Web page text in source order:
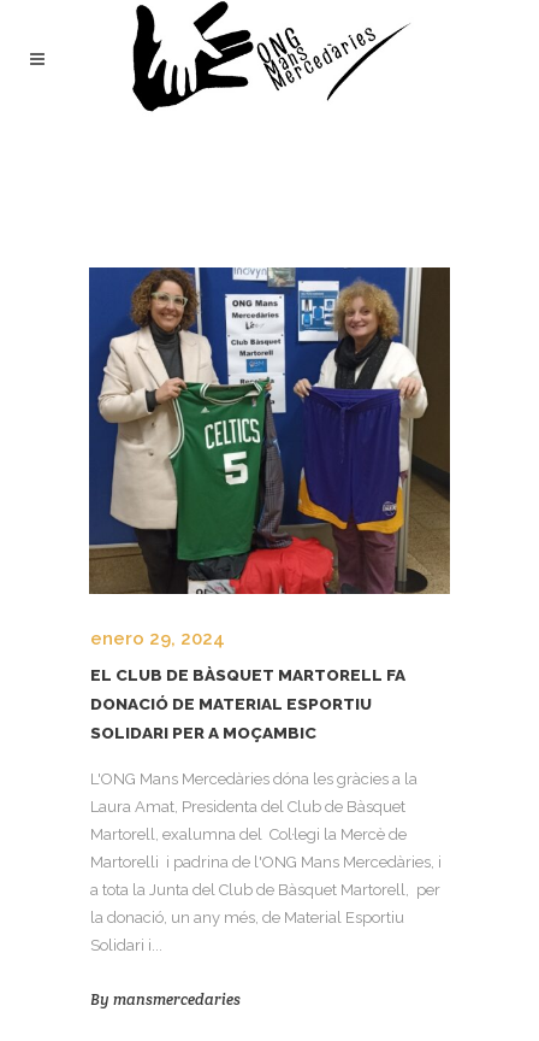
enero 29, 2024
EL CLUB DE BÀSQUET MARTORELL FA
DONACIÓ DE MATERIAL ESPORTIU
SOLIDARI PER A MOÇAMBIC
L'ONG Mans Mercedàries dóna les gràcies a la
Laura Amat, Presidenta del Club de Bàsquet
Martorell, exalumna del Col·legi la Mercè de
Martorelli i padrina de l'ONG Mans Mercedàries, i
a tota la Junta del Club de Bàsquet Martorell, per
la donació, un any més, de Material Esportiu
Solidari i...
By mansmercedaries